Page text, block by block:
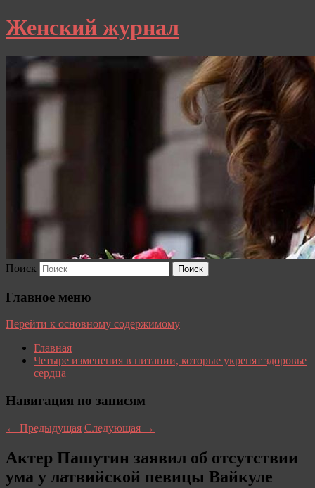
Женский журнал
Поиск
Главное меню
Перейти к основному содержимому
Главная
Четыре изменения в питании, которые укрепят здоровье
сердца
Навигация по записям
← Предыдущая Следующая →
Актер Пашутин заявил об отсутствии
ума у латвийской певицы Вайкуле